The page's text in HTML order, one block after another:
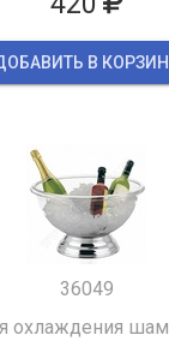
В
36049
охлаждения